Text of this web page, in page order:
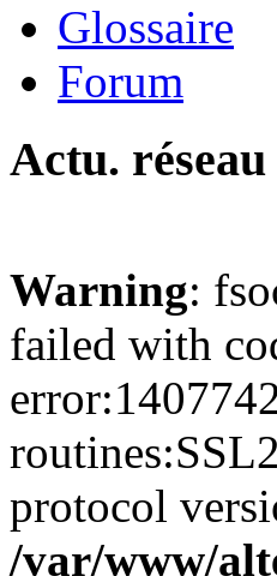
Glossaire
Forum
Actu. réseau
Warning:
failed with
protocol
/var/www/